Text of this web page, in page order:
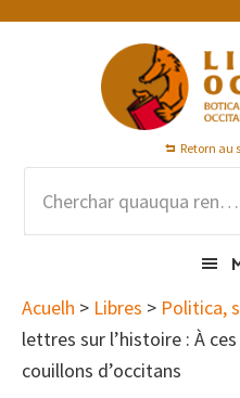
Skip
Skip
Skip
Retorn au
Acuelh > Libres > Politica,
lettres sur l’histoire : À
couillons d’occitans